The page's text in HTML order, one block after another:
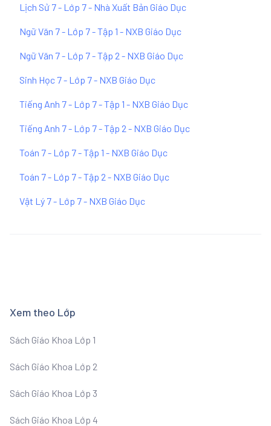
Lịch Sử 7 - Lớp 7 - Nhà Xuất Bản Giáo Dục
Ngữ Văn 7 - Lớp 7 - Tập 1 - NXB Giáo Dục
Ngữ Văn 7 - Lớp 7 - Tập 2 - NXB Giáo Dục
Sinh Học 7 - Lớp 7 - NXB Giáo Dục
Tiếng Anh 7 - Lớp 7 - Tập 1 - NXB Giáo Dục
Tiếng Anh 7 - Lớp 7 - Tập 2 - NXB Giáo Dục
Toán 7 - Lớp 7 - Tập 1 - NXB Giáo Dục
Toán 7 - Lớp 7 - Tập 2 - NXB Giáo Dục
Vật Lý 7 - Lớp 7 - NXB Giáo Dục
Xem theo Lớp
Sách Giáo Khoa Lớp 1
Sách Giáo Khoa Lớp 2
Sách Giáo Khoa Lớp 3
Sách Giáo Khoa Lớp 4